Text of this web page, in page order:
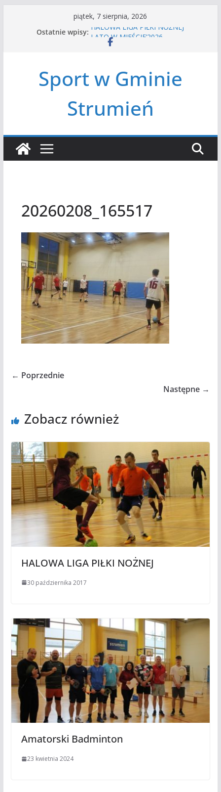
piątek, 7 sierpnia, 2026
Ostatnie wpisy: HALOWA LIGA PIŁKI NOŻNEJ
LATO W MIEŚCIE’2026
Czwórbój lekkoatletyczny
Sport w Gminie
Strumień
20260208_165517
← Poprzednie
Następne →
Zobacz również
HALOWA LIGA PIŁKI NOŻNEJ
30 października 2017
Amatorski Badminton
23 kwietnia 2024